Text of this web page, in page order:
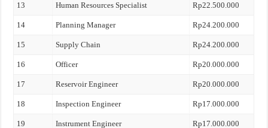
13 Human Resources Specialist Rp22.500.000
14 Planning Manager Rp24.200.000
15 Supply Chain Rp24.200.000
16 Officer Rp20.000.000
17 Reservoir Engineer Rp20.000.000
18 Inspection Engineer Rp17.000.000
19 Instrument Engineer Rp17.000.000